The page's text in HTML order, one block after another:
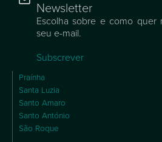
Newsletter
Escolha sobre e como quer
seu e-mail.
Subscrever
Praínha
Santa Luzia
Santo Amaro
Santo António
São Roque